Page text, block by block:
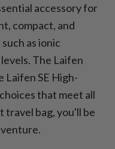
accessory for
compact, and
as ionic
The Laifen
Laifen SE High-
that meet all
travel bag, you'll be